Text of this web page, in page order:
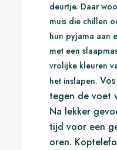
deurtje. Daar
muis die chillen
hun pyjama aan
met een
vrolijke kleuren
het inslapen.
tegen de voet
Na lekker
tijd voor een
oren.